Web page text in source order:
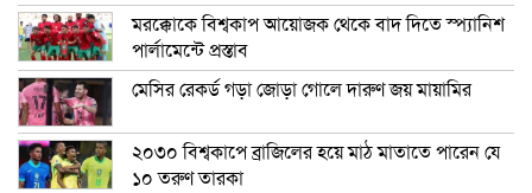
মরক্কোকে বিশ্বকাপ আয়োজক থেকে বাদ দিতে স্প্যানিশ
পার্লামেন্টে প্রস্তাব
মেসির রেকর্ড গড়া জোড়া গোলে দারুণ জয় মায়ামির
২০৩০ বিশ্বকাপে ব্রাজিলের হয়ে মাঠ মাতাতে পারেন যে
১০ তরুণ তারকা